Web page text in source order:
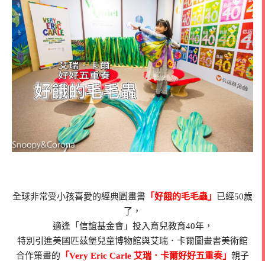
全球非常受小孩喜愛的經典圖畫書 「好餓的毛毛蟲」
已經50歲
了，
適逢「信誼基金會」投入育兒教育40年，
特別引進美國匹茲堡兒童博物館與艾瑞．卡爾圖畫書美術館
合作策畫的 「Very Eric Carle 艾瑞．卡爾好好五重奏」 親子